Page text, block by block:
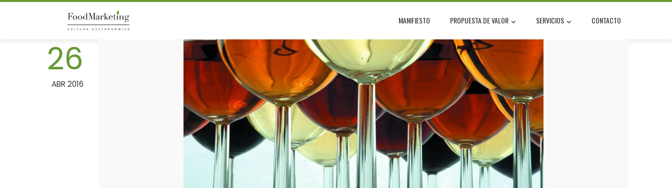
Skip
MANIFIESTO PROPUESTA DE VALOR SERVICIOS CONTACTO
26
ABR 2016